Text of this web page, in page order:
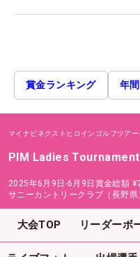
賞金ランキング 年
マイナビネクストヒロインゴルフツアー
PIM Ladies Tournament
2025年6月9日-6月9日 賞金総額
サニーカントリークラブ（長野県
大会TOP リーダーボ